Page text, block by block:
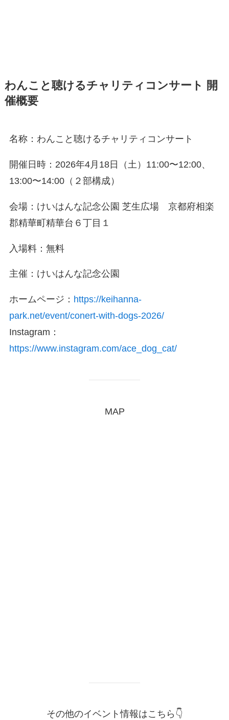
わんこと聴けるチャリティコンサート 開
催概要
名称：わんこと聴けるチャリティコンサート
開催日時：2026年4月18日（土）11:00〜12:00、
13:00〜14:00（２部構成）
会場：けいはんな記念公園 芝生広場 京都府相楽
郡精華町精華台６丁目１
入場料：無料
主催：けいはんな記念公園
ホームページ： https://keihanna-
park.net/event/conert-with-dogs-2026/
Instagram：
https://www.instagram.com/ace_dog_cat/
MAP
その他のイベント情報はこちら👇